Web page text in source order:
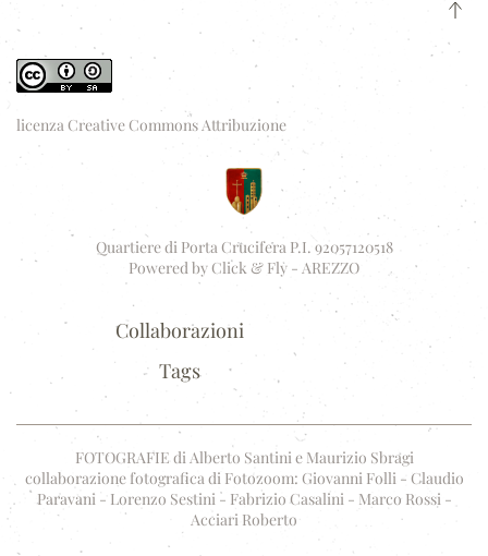
licenza Creative Commons Attribuzione
Quartiere di Porta Crucifera P.I. 92057120518
Powered byClick & Fly - AREZZO
Collaborazioni
Tags
FOTOGRAFIE di Alberto Santini e Maurizio Sbragi
collaborazione fotografica di Fotozoom: Giovanni Folli - Claudio
Paravani - Lorenzo Sestini - Fabrizio Casalini - Marco Rossi -
Acciari Roberto